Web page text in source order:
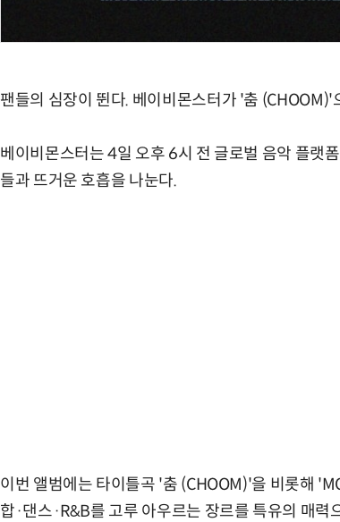
팬들의 심장이 뛴다. 베이비몬스터가 '춤 (CHOOM)'
베이비몬스터는 4일 오후 6시 전 글로벌 음악 플랫
들과 뜨거운 호흡을 나눈다.
이번 앨범에는 타이틀곡 '춤 (CHOOM)'을 비롯해
합·댄스·R&B를 고루 아우르는 장르를 특유의 매